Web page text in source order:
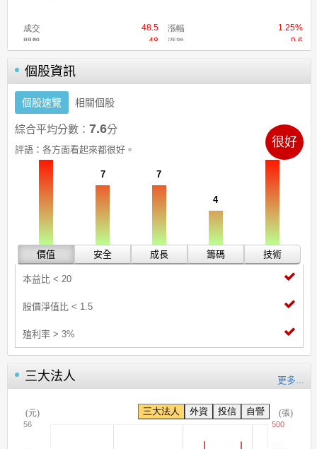
個股資訊
個股速覽 相關個股
綜合平均分數： 7.6分
評語： 各方面看起來都很好。
很好
10
價值
7
安全
7
成長
4
籌碼
10
技術
本益比 < 20
股價淨值比 < 1.5
殖利率 > 3%
三大法人 更多...